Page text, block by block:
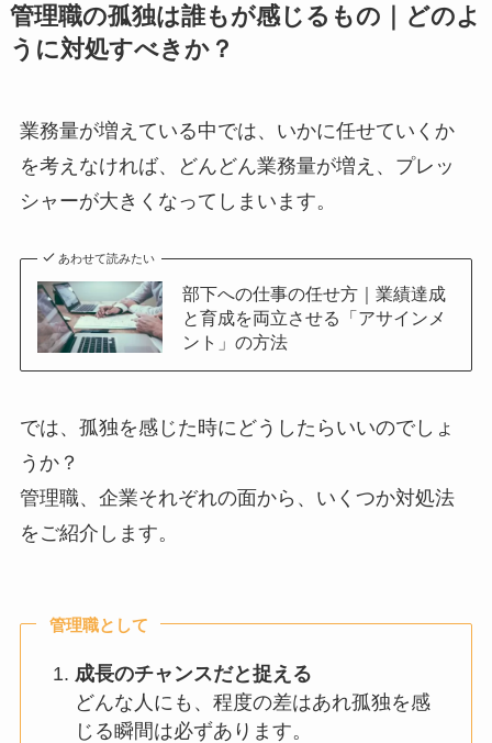
管理職の孤独は誰もが感じるもの｜どのよ
うに対処すべきか？
業務量が増えている中では、いかに任せていくか
を考えなければ、どんどん業務量が増え、プレッ
シャーが大きくなってしまいます。
あわせて読みたい
部下への仕事の任せ方｜業績達成
と育成を両立させる「アサインメ
ント」の方法
では、孤独を感じた時にどうしたらいいのでしょ
うか？
管理職、企業それぞれの面から、いくつか対処法
をご紹介します。
管理職として
成長のチャンスだと捉える
どんな人にも、程度の差はあれ孤独を感
じる瞬間は必ずあります。